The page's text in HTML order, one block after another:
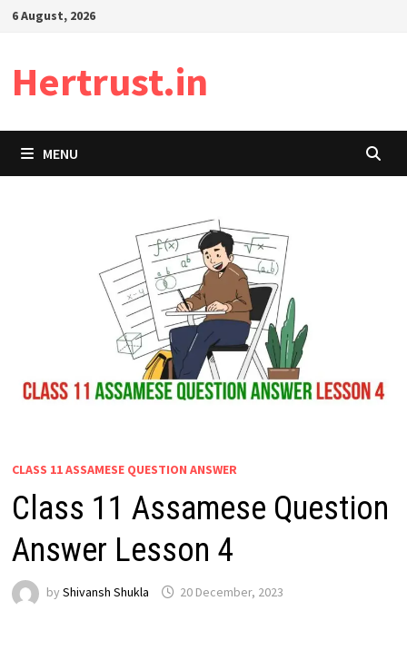
Skip6 August, 2026
Hertrust.in
MENU
CLASS 11 ASSAMESE QUESTION ANSWER
Class 11 Assamese Question
Answer Lesson 4
by Shivansh Shukla 20 December, 2023